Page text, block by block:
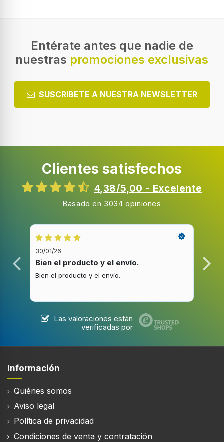
Entérate antes que nadie de
nuestras promociones exclusivas
SUSCRIBETE A NUESTRA NEWSLETTER
Clientes satisfechos
4,38/5,00 - Excelente
Basado en 3034 opiniones
30/01/26
Bien el producto y el envío.
Bien el producto y el envío.
Las valoraciones están
verificadas por
Información
Quiénes somos
Aviso legal
Política de privacidad
Condiciones de venta y contratación